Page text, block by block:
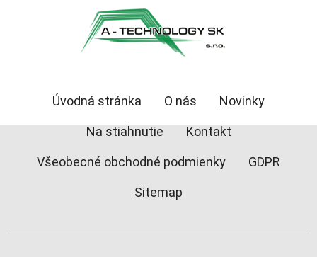
Úvodná stránka O nás Novinky
Na stiahnutie Kontakt
Všeobecné obchodné podmienky GDPR
Sitemap